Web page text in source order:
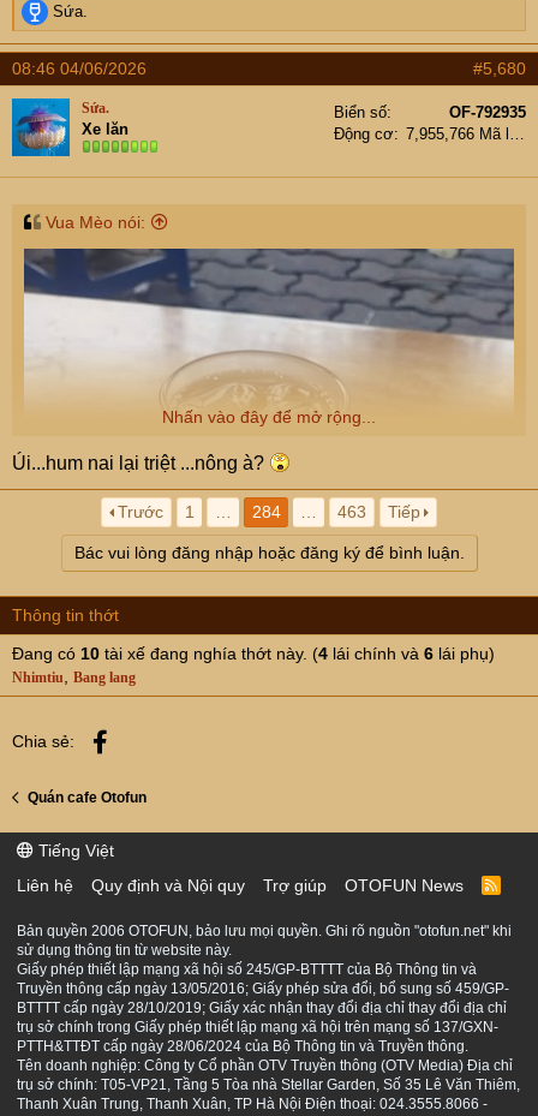
R
e
a
c
t
i
o
n
s
Sứa.
08:46 04/06/2026 #5,680
Sứa.
Xe lăn
Biển số
OF-792935
Động cơ
7,955,766 Mã lực
Vua Mèo nói:
Nhấn vào đây để mở rộng...
Úi...hum nai lại triệt ...nông à?
Trước 1 284 463 Tiếp
Bác vui lòng đăng nhập hoặc đăng ký để bình luận.
Thông tin thớt
Đang có 10 tài xế đang nghía thớt này. (4 lái chính và 6 lái phụ)
Nhimtiu Bang lang
Chia sẻ:
Quán cafe Otofun
Tiếng Việt
Liên hệ
Quy định và Nội quy Trợ giúp OTOFUN News
R
S
Bản quyền 2006 OTOFUN, bảo lưu mọi quyền. Ghi rõ nguồn "otofun.net" khi
sử dụng thông tin từ website này.
Giấy phép thiết lập mạng xã hội số 245/GP-BTTTT của Bộ Thông tin và
Truyền thông cấp ngày 13/05/2016; Giấy phép sửa đổi, bổ sung số 459/GP-
BTTTT cấp ngày 28/10/2019; Giấy xác nhận thay đổi địa chỉ thay đổi địa chỉ
trụ sở chính trong Giấy phép thiết lập mạng xã hội trên mạng số 137/GXN-
PTTH&TTĐT cấp ngày 28/06/2024 của Bộ Thông tin và Truyền thông.
Tên doanh nghiệp: Công ty Cổ phần OTV Truyền thông (OTV Media) Địa chỉ
trụ sở chính: T05-VP21, Tầng 5 Tòa nhà Stellar Garden, Số 35 Lê Văn Thiêm,
Thanh Xuân Trung, Thanh Xuân, TP Hà Nội Điện thoại: 024.3555.8066 -